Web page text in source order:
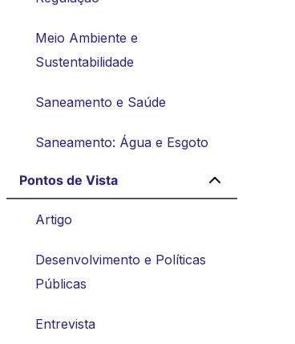
Meio Ambiente e
Sustentabilidade
Saneamento e Saúde
Saneamento: Água e Esgoto
Pontos de Vista
Artigo
Desenvolvimento e Políticas
Públicas
Entrevista